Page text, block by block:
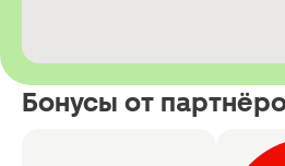
Бонусы от